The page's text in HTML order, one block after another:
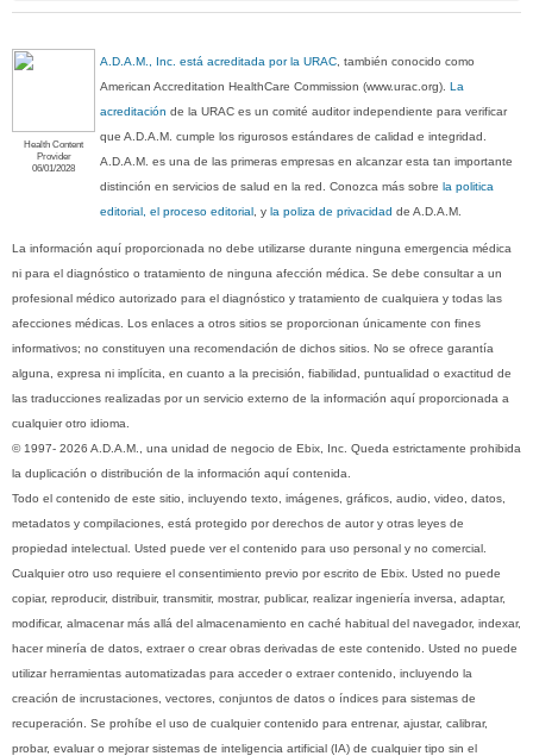
Health Content
Provider
06/01/2028
A.D.A.M., Inc. está acreditada por la URAC , también conocido como
American Accreditation HealthCare Commission (www.urac.org).La
acreditación de la URAC es un comité auditor independiente para verificar
que A.D.A.M. cumple los rigurosos estándares de calidad e integridad.
A.D.A.M. es una de las primeras empresas en alcanzar esta tan importante
distinción en servicios de salud en la red. Conozca más sobrela politica
editorial, el proceso editorial , yla poliza de privacidad de A.D.A.M.
La información aquí proporcionada no debe utilizarse durante ninguna emergencia médica
ni para el diagnóstico o tratamiento de ninguna afección médica. Se debe consultar a un
profesional médico autorizado para el diagnóstico y tratamiento de cualquiera y todas las
afecciones médicas. Los enlaces a otros sitios se proporcionan únicamente con fines
informativos; no constituyen una recomendación de dichos sitios. No se ofrece garantía
alguna, expresa ni implícita, en cuanto a la precisión, fiabilidad, puntualidad o exactitud de
las traducciones realizadas por un servicio externo de la información aquí proporcionada a
cualquier otro idioma.
© 1997- 2026 A.D.A.M., una unidad de negocio de Ebix, Inc. Queda estrictamente prohibida
la duplicación o distribución de la información aquí contenida.
Todo el contenido de este sitio, incluyendo texto, imágenes, gráficos, audio, video, datos,
metadatos y compilaciones, está protegido por derechos de autor y otras leyes de
propiedad intelectual. Usted puede ver el contenido para uso personal y no comercial.
Cualquier otro uso requiere el consentimiento previo por escrito de Ebix. Usted no puede
copiar, reproducir, distribuir, transmitir, mostrar, publicar, realizar ingeniería inversa, adaptar,
modificar, almacenar más allá del almacenamiento en caché habitual del navegador, indexar,
hacer minería de datos, extraer o crear obras derivadas de este contenido. Usted no puede
utilizar herramientas automatizadas para acceder o extraer contenido, incluyendo la
creación de incrustaciones, vectores, conjuntos de datos o índices para sistemas de
recuperación. Se prohíbe el uso de cualquier contenido para entrenar, ajustar, calibrar,
probar, evaluar o mejorar sistemas de inteligencia artificial (IA) de cualquier tipo sin el